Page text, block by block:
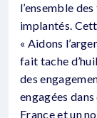
l’ensemble
implantés.
« Aidons
fait tache
des
engagées
France et un